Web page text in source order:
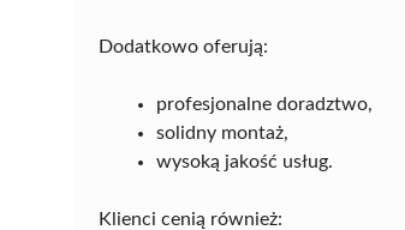
Dodatkowo oferują:
profesjonalne doradztwo,
solidny montaż,
wysoką jakość usług.
Klienci cenią również: